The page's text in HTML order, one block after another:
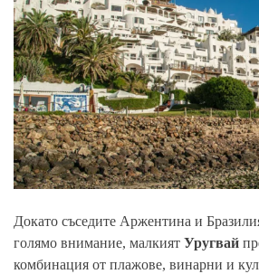
Докато съседите Аржентина и
голямо внимание, малкият Уругвай
комбинация от плажове, винарни и